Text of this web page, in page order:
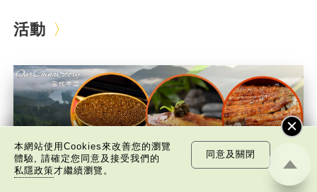
活動
本網站使用Cookies來改善您的瀏覽
體驗, 請確定您同意及接受我們的
私隱政策才繼續瀏覽。
同意及關閉